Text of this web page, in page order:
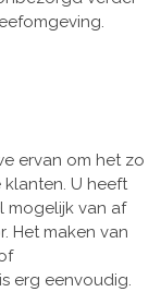
ervan om het zo
U heeft
mogelijk van af
Het maken van
erg eenvoudig.